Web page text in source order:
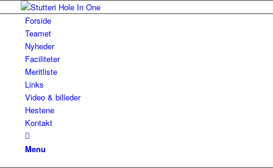
Forside
Teamet
Nyheder
Faciliteter
Meritliste
Links
Video & billeder
Hestene
Kontakt
Menu